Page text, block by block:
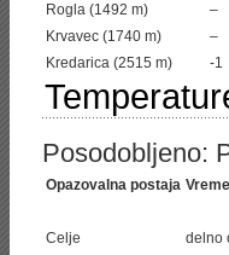
Rogla (1492 m)
–
Krvavec (1740 m)
–
Kredarica (2515 m)
-1
Posodobljeno:
Opazovalna postaja Vreme
Celje
delno